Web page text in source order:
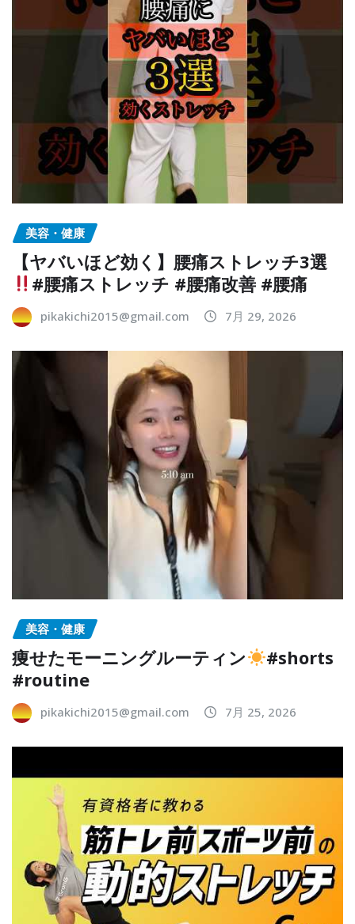
美容・健康
【ヤバいほど効く】腰痛ストレッチ3選
#腰痛ストレッチ #腰痛改善 #腰痛
pikakichi2015@gmail.com 7月 29, 2026
美容・健康
痩せたモーニングルーティン
#shorts
#routine
pikakichi2015@gmail.com 7月 25, 2026